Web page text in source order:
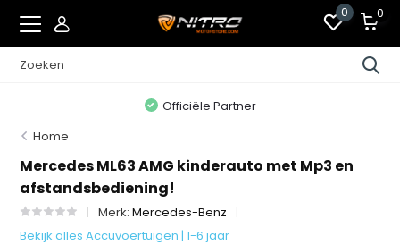
0 0
Officiële Partner
Home
Mercedes ML63 AMG kinderauto met Mp3 en
afstandsbediening!
Merk:Mercedes-Benz
Bekijk alles Accuvoertuigen | 1-6 jaar